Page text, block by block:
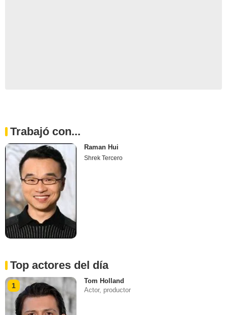
Trabajó con...
Raman Hui
Shrek Tercero
Top actores del día
1
Tom Holland
Actor, productor